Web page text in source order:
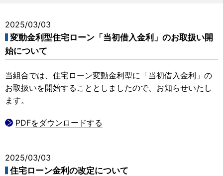
2025/03/03
変動金利型住宅ローン「当初借入金利」のお取扱い開
始について
当組合では、住宅ローン変動金利型に「当初借入金利」の
お取扱いを開始することとしましたので、お知らせいたし
ます。
PDFをダウンロードする
2025/03/03
住宅ローン金利の改定について